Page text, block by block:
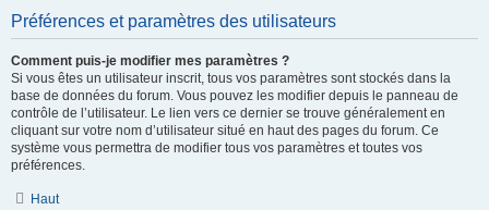
Préférences et paramètres des utilisateurs
Comment puis-je modifier mes paramètres ?
Si vous êtes un utilisateur inscrit, tous vos paramètres sont stockés dans la
base de données du forum. Vous pouvez les modifier depuis le panneau de
contrôle de l’utilisateur. Le lien vers ce dernier se trouve généralement en
cliquant sur votre nom d’utilisateur situé en haut des pages du forum. Ce
système vous permettra de modifier tous vos paramètres et toutes vos
préférences.
Haut